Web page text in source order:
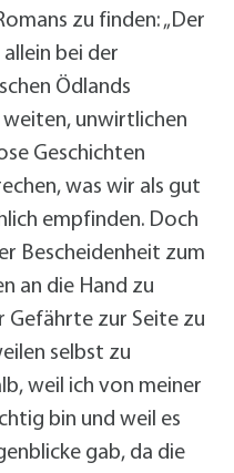
zu finden: „Der
bei der
Ödlands
weiten, unwirtlichen
Geschichten
was wir als gut
empfinden. Doch
Bescheidenheit zum
an die Hand zu
Gefährte zur Seite zu
selbst zu
weil ich von meiner
bin und weil es
gab, da die